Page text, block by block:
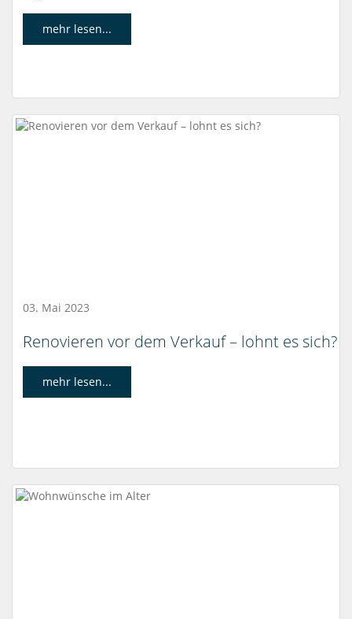
mehr lesen...
03. Mai 2023
Renovieren vor dem Verkauf – lohnt es sich?
mehr lesen...